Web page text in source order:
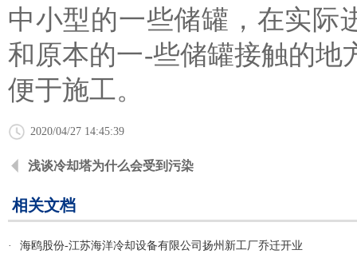
中小型的一些储罐，在实际
和原本的一-些储罐接触的地
便于施工。
2020/04/27 14:45:39
浅谈冷却塔为什么会受到污染
相关文档
·
海鸥股份-江苏海洋冷却设备有限公司扬州新工厂乔迁开业